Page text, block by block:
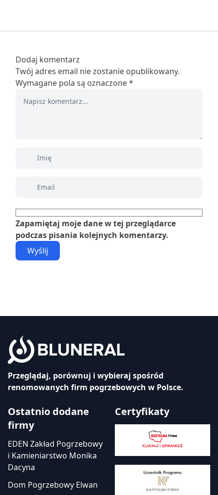
Dodaj komentarz
Twój adres email nie zostanie opublikowany.
Wymagane pola są oznaczone*
Zapamiętaj moje dane w tej przeglądarce
podczas pisania kolejnych komentarzy.
Wyślij
Przeglądaj, porównuj i wybieraj spośród
renomowanych firm pogrzebowych w Polsce.
Ostatnio dodane
firmy
EDEN Zakład Pogrzebowy
i Kamieniarstwo Monika
Dacyna
Dom Pogrzebowy Elwan
Certyfikaty